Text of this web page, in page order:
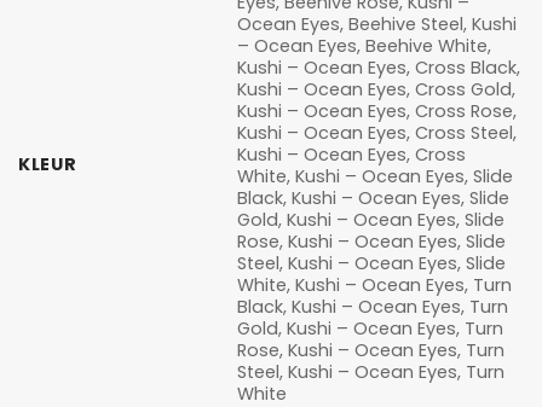
KLEUR
Ocean Eyes, Beehive Steel, Kushi
– Ocean Eyes, Beehive White,
Kushi – Ocean Eyes, Cross Black,
Kushi – Ocean Eyes, Cross Gold,
Kushi – Ocean Eyes, Cross Rose,
Kushi – Ocean Eyes, Cross Steel,
Kushi – Ocean Eyes, Cross
White, Kushi – Ocean Eyes, Slide
Black, Kushi – Ocean Eyes, Slide
Gold, Kushi – Ocean Eyes, Slide
Rose, Kushi – Ocean Eyes, Slide
Steel, Kushi – Ocean Eyes, Slide
White, Kushi – Ocean Eyes, Turn
Black, Kushi – Ocean Eyes, Turn
Gold, Kushi – Ocean Eyes, Turn
Rose, Kushi – Ocean Eyes, Turn
Steel, Kushi – Ocean Eyes, Turn
White